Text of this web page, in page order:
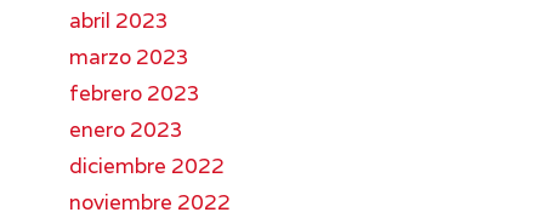
abril 2023
marzo 2023
febrero 2023
enero 2023
diciembre 2022
noviembre 2022